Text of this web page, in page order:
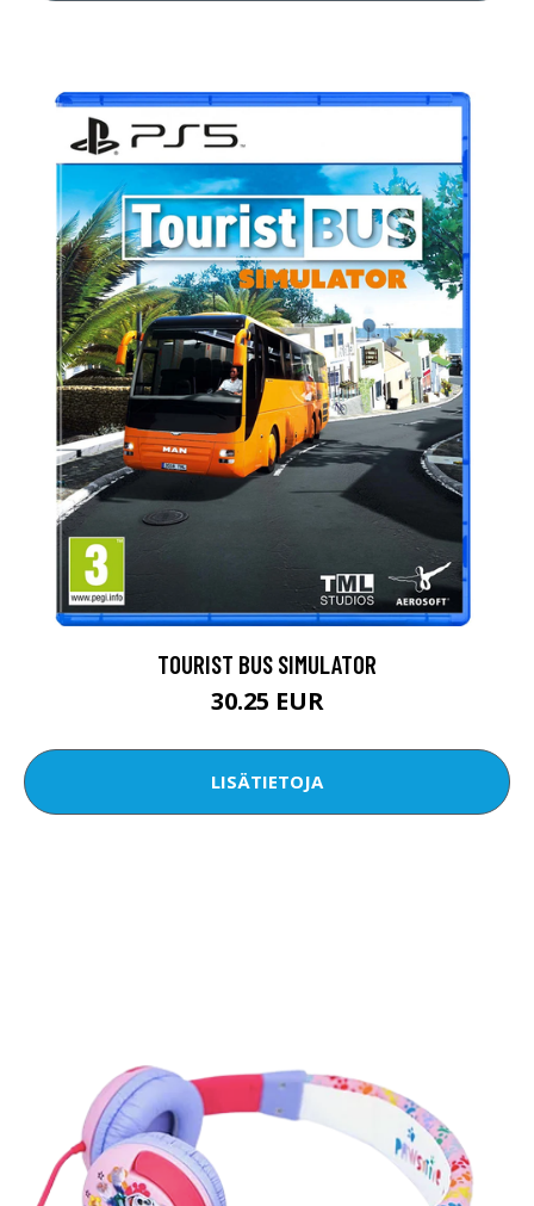
TOURIST BUS SIMULATOR
30.25 EUR
LISÄTIETOJA